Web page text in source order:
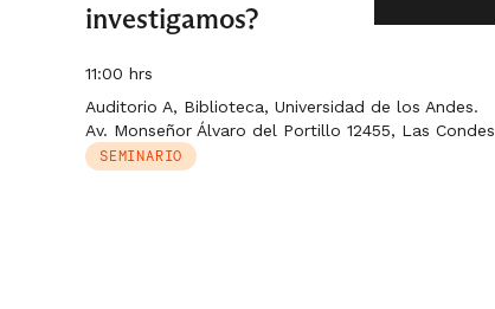
investigamos?
11:00 hrs
Auditorio A, Biblioteca, Universidad de los Andes.
Av. Monseñor Álvaro del Portillo 12455, Las Condes
SEMINARIO